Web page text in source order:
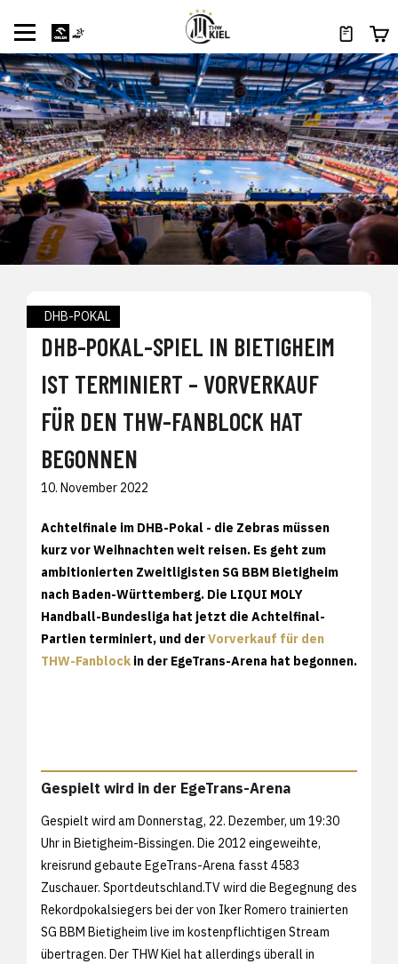
DHB-POKAL
DHB-POKAL-SPIEL IN BIETIGHEIM
IST TERMINIERT – VORVERKAUF
FÜR DEN THW-FANBLOCK HAT
BEGONNEN
10. November 2022
Achtelfinale im DHB-Pokal - die Zebras müssen
kurz vor Weihnachten weit reisen. Es geht zum
ambitionierten Zweitligisten SG BBM Bietigheim
nach Baden-Württemberg. Die LIQUI MOLY
Handball-Bundesliga hat jetzt die Achtelfinal-
Partien terminiert, und derVorverkauf für den
THW-Fanblock in der EgeTrans-Arena hat begonnen.
Gespielt wird in der EgeTrans-Arena
Gespielt wird am Donnerstag, 22. Dezember, um 19:30
Uhr in Bietigheim-Bissingen. Die 2012 eingeweihte,
kreisrund gebaute EgeTrans-Arena fasst 4583
Zuschauer. Sportdeutschland.TV wird die Begegnung des
Rekordpokalsiegers bei der von Iker Romero trainierten
SG BBM Bietigheim live im kostenpflichtigen Stream
übertragen. Der THW Kiel hat allerdings überall in